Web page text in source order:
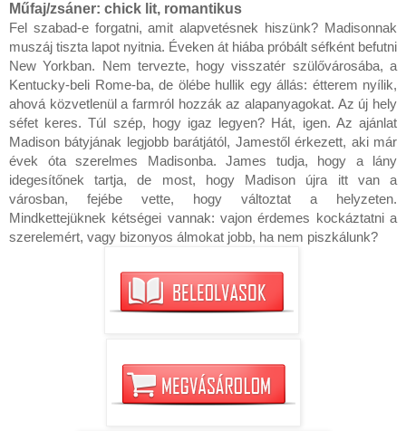
Műfaj/zsáner: chick lit, romantikus
Fel szabad-e forgatni, amit alapvetésnek hiszünk? Madisonnak
muszáj tiszta lapot nyitnia. Éveken át hiába próbált séfként befutni
New Yorkban. Nem tervezte, hogy visszatér szülővárosába, a
Kentucky-beli Rome-ba, de ölébe hullik egy állás: étterem nyílik,
ahová közvetlenül a farmról hozzák az alapanyagokat. Az új hely
séfet keres. Túl szép, hogy igaz legyen? Hát, igen. Az ajánlat
Madison bátyjának legjobb barátjától, Jamestől érkezett, aki már
évek óta szerelmes Madisonba. James tudja, hogy a lány
idegesítőnek tartja, de most, hogy Madison újra itt van a
városban, fejébe vette, hogy változtat a helyzeten.
Mindkettejüknek kétségei vannak: vajon érdemes kockáztatni a
szerelemért, vagy bizonyos álmokat jobb, ha nem piszkálunk?